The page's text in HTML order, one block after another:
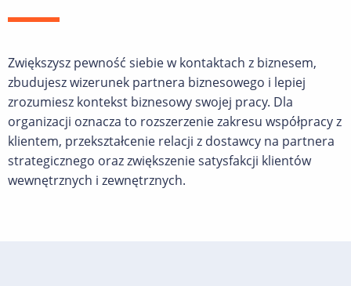
Zwiększysz pewność siebie w kontaktach z biznesem,
zbudujesz wizerunek partnera biznesowego i lepiej
zrozumiesz kontekst biznesowy swojej pracy. Dla
organizacji oznacza to rozszerzenie zakresu współpracy z
klientem, przekształcenie relacji z dostawcy na partnera
strategicznego oraz zwiększenie satysfakcji klientów
wewnętrznych i zewnętrznych.